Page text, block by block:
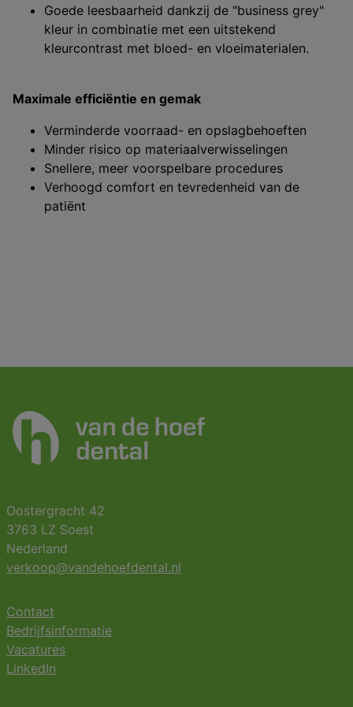
Goede leesbaarheid dankzij de "business grey"
kleur in combinatie met een uitstekend
kleurcontrast met bloed- en vloeimaterialen.
Maximale efficiëntie en gemak
Verminderde voorraad- en opslagbehoeften
Minder risico op materiaalverwisselingen
Snellere, meer voorspelbare procedures
Verhoogd comfort en tevredenheid van de
patiënt
Oostergracht 42
3763 LZ Soest
Nederland
verkoop@vandehoefdental.nl
Contact
Bedrijfsinformatie
Vacatures
LinkedIn